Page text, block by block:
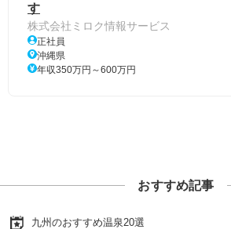
す
株式会社ミロク情報サービス
正社員
沖縄県
年収350万円～600万円
おすすめ記事
九州のおすすめ温泉20選